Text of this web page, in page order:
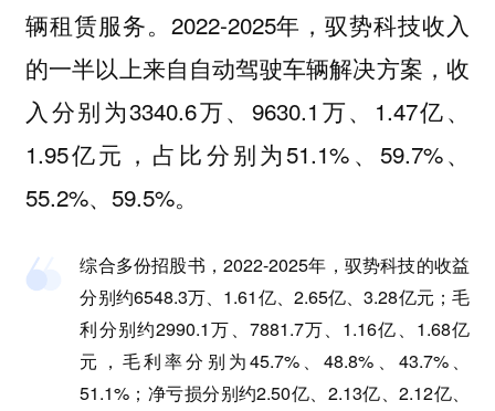
辆租赁服务。2022-2025年，驭势科技收入
的一半以上来自自动驾驶车辆解决方案，收
入分别为3340.6万、9630.1万、1.47亿、
1.95亿元，占比分别为51.1%、59.7%、
55.2%、59.5%。
综合多份招股书，2022-2025年，驭势科技的收益
分别约6548.3万、1.61亿、2.65亿、3.28亿元；毛
利分别约2990.1万、7881.7万、1.16亿、1.68亿
元，毛利率分别为45.7%、48.8%、43.7%、
51.1%；净亏损分别约2.50亿、2.13亿、2.12亿、